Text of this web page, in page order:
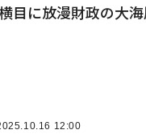
目に放漫財政の大
12:00